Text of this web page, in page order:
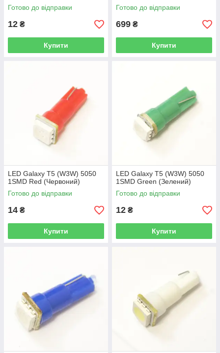
Готово до відправки
12 ₴
Купити
Готово до відправки
699 ₴
Купити
LED Galaxy T5 (W3W) 5050
1SMD Red (Червоний)
Готово до відправки
14 ₴
Купити
LED Galaxy T5 (W3W) 5050
1SMD Green (Зелений)
Готово до відправки
12 ₴
Купити